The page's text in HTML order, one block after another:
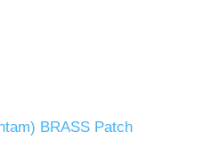
BRASS Patch